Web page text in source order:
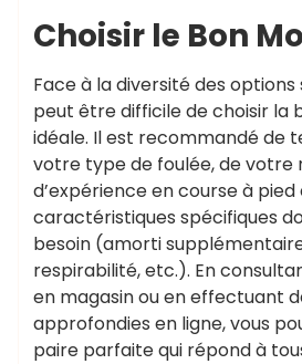
Choisir le Bon
Face à la diversité des
peut être difficile de choisir la
idéale. Il est recommandé de
votre type de foulée, de votre
d’expérience en course à pied
caractéristiques spécifiques
besoin (amorti
respirabilité, etc.). En
en magasin ou en effectuant
approfondies en ligne, vous
paire parfaite qui répond à